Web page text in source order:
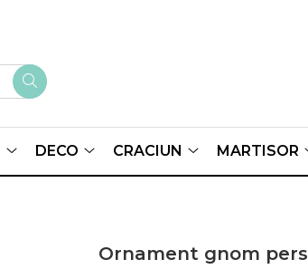
DECO CRACIUN MARTISOR
Ornament gnom